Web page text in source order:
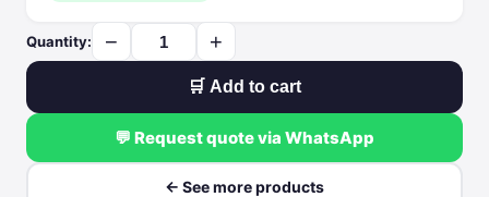
Quantity: − +
🛒 Add to cart
💬 Request quote via WhatsApp
← See more products